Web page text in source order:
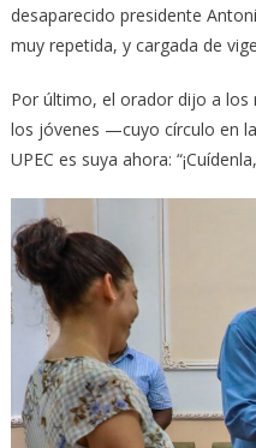
desaparecido presidente
muy repetida, y cargada de
Por último, el orador dijo a los
los jóvenes —cuyo círculo en
UPEC es suya ahora: